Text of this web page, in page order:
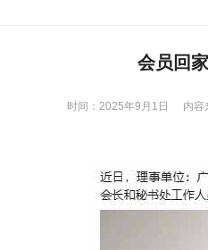
会员回
时间：2025年9月1日 内容